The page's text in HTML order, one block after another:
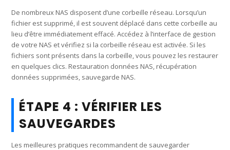
De nombreux NAS disposent d’une corbeille réseau. Lorsqu’un
fichier est supprimé, il est souvent déplacé dans cette corbeille au
lieu d’être immédiatement effacé. Accédez à l’interface de gestion
de votre NAS et vérifiez si la corbeille réseau est activée. Si les
fichiers sont présents dans la corbeille, vous pouvez les restaurer
en quelques clics. Restauration données NAS, récupération
données supprimées, sauvegarde NAS.
ÉTAPE 4 : VÉRIFIER LES
SAUVEGARDES
Les meilleures pratiques recommandent de sauvegarder